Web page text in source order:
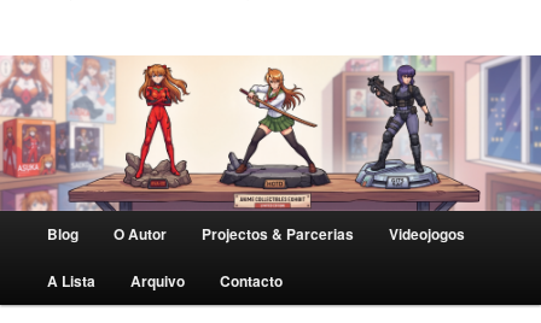
Blog O Autor Projectos & Parcerias Videojogos
A Lista Arquivo Contacto